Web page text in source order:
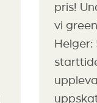
pris!
vi